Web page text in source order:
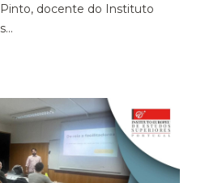
docente do Instituto